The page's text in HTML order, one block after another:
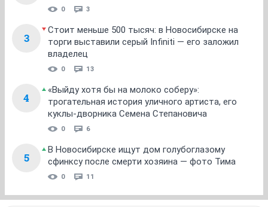
0 3
3
Стоит меньше 500 тысяч: в Новосибирске на
торги выставили серый Infiniti — его заложил
владелец
0 13
4
«Выйду хотя бы на молоко соберу»:
трогательная история уличного артиста, его
куклы-дворника Семена Степановича
0 6
5
В Новосибирске ищут дом голубоглазому
сфинксу после смерти хозяина — фото Тима
0 11